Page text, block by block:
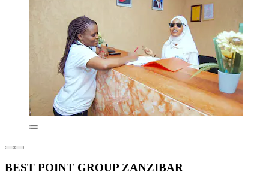
BEST POINT GROUP ZANZIBAR